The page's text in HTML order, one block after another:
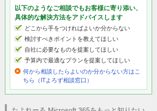
以下のようなご相談でもお客様に寄り添い、
具体的な解決方法をアドバイスします
どこから手をつければよいか分からない
検討すべきポイントを教えてほしい
自社に必要なものを提案してほしい
予算内で最適なプランを提案してほしい
何から相談したらよいのか分からない方はこ
ちら（ITよろず相談窓口）